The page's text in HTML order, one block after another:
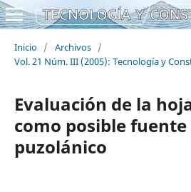
Inicio / Archivos /
Vol. 21 Núm. III (2005): Tecnología y
Evaluación de la
como posible
puzolánico